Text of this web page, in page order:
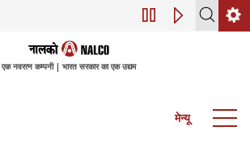
डिजिटल परिवर्तन
एक नवरत्न कम्पनी | भारत सरकार का एक उद्यम
मेन्यू